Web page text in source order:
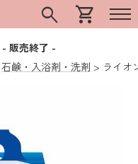
search shopping_cart
- 販売終了 -
石鹸・入浴剤・洗剤 ライオ